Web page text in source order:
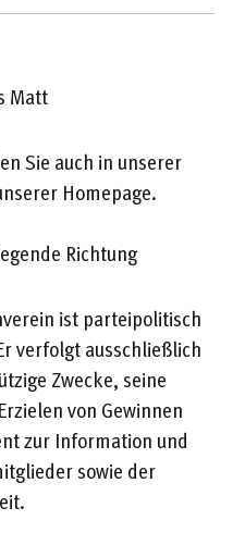
Matt
Sie auch in unserer
Homepage.
Richtung
ist parteipolitisch
verfolgt ausschließlich
Zwecke, seine
von Gewinnen
zur Information und
sowie der